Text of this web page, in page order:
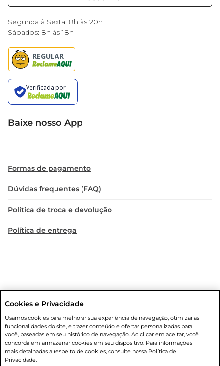
Segunda à Sexta: 8h às 20h
Sábados: 8h às 18h
Baixe nosso App
Formas de pagamento
Dúvidas frequentes (FAQ)
Política de troca e devolução
Política de entrega
é o do carrinho de compras. Fotos ilustrativas. Compras sujeitas a
confirmação de estoque. Compras podem ser canceladas em caso
de suspeita de fraude. A fim de garantir o acesso de um maior
número de clientes as nossas promoções, a compra de produtos
com preços promocionais poderá ter sua quantidade limitada por
cliente. Os preços, ofertas e condições são exclusivos para o e-
Cookies e Privacidade
Usamos cookies para melhorar sua experiência de navegação, otimizar as
funcionalidades do site, e trazer conteúdo e ofertas personalizadas para
você, baseadas em seu histórico de navegação. Ao clicar em aceitar, você
concorda em armazenar cookies em seu dispositivo. Para informações
mais detalhadas a respeito de cookies, consulte nossa Política de
Privacidade.